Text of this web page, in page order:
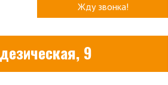
9